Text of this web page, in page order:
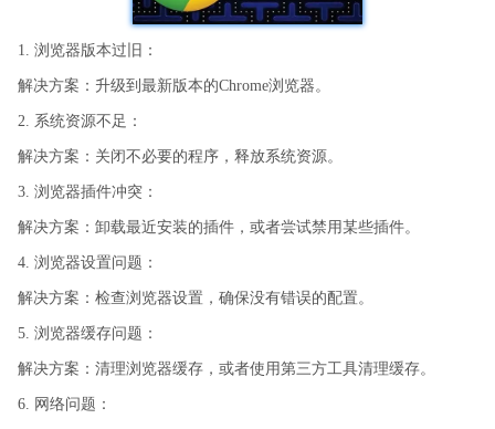
1. 浏览器版本过旧：
解决方案：升级到最新版本的Chrome浏览器。
2. 系统资源不足：
解决方案：关闭不必要的程序，释放系统资源。
3. 浏览器插件冲突：
解决方案：卸载最近安装的插件，或者尝试禁用某些插件。
4. 浏览器设置问题：
解决方案：检查浏览器设置，确保没有错误的配置。
5. 浏览器缓存问题：
解决方案：清理浏览器缓存，或者使用第三方工具清理缓存。
6. 网络问题：